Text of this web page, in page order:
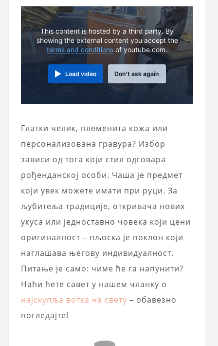
This content is hosted by a third party. By
showing the external content you accept the
terms and conditions of youtube.com.
Load video Don't ask again
Глатки челик, племенита кожа или
персонализована гравура? Избор
зависи од тога који стил одговара
рођенданској особи. Чаша је предмет
који увек можете имати при руци. За
љубитеља традиције, откривача нових
укуса или једноставно човека који цени
оригиналност – пљоска је поклон који
наглашава његову индивидуалност.
Питање је само: чиме ће га напунити?
Наћи ћете савет у нашем чланку о
најскупља вотка на свету – обавезно
погледајте!